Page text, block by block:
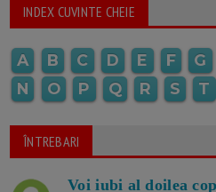
INDEX CUVINTE CHEIE
A B C D E F G
N
O P Q R S T
ÎNTREBARI
Voi iubi al doilea